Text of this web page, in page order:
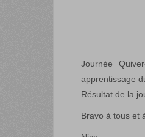
Journée
apprentissage
Résultat de la
Bravo à tous et